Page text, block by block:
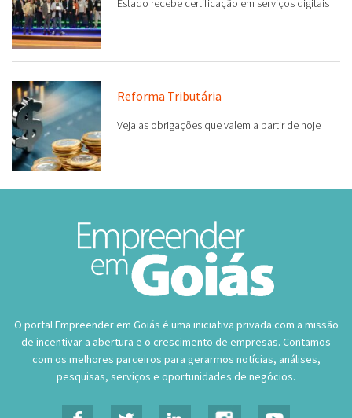
Estado recebe certificação em serviços digitais
Reforma Tributária
Veja as obrigações que valem a partir de hoje
O portal Empreender em Goiás é uma iniciativa privada com a missão
de incentivar a abertura e o crescimento de empresas. Contamos
com os melhores parceiros para gerarmos notícias, análises,
pesquisas, serviços e oportunidades de negócios.